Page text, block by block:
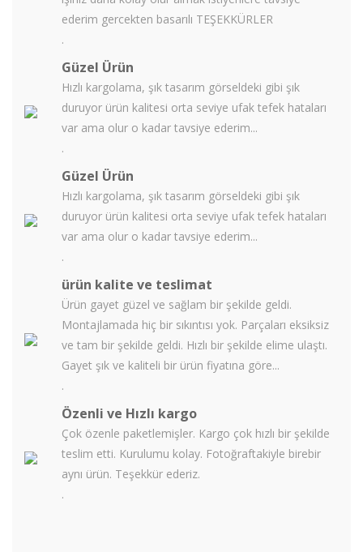
ederim gercekten basarılı TEŞEKKÜRLER
.
Güzel Ürün
Hızlı kargolama, şık tasarım görseldeki gibi şık
duruyor ürün kalitesi orta seviye ufak tefek hataları
var ama olur o kadar tavsiye ederim...
.
Güzel Ürün
Hızlı kargolama, şık tasarım görseldeki gibi şık
duruyor ürün kalitesi orta seviye ufak tefek hataları
var ama olur o kadar tavsiye ederim...
.
ürün kalite ve teslimat
Ürün gayet güzel ve sağlam bir şekilde geldi.
Montajlamada hiç bir sıkıntısı yok. Parçaları eksiksiz
ve tam bir şekilde geldi. Hızlı bir şekilde elime ulaştı.
Gayet şık ve kaliteli bir ürün fiyatına göre...
.
Özenli ve Hızlı kargo
Çok özenle paketlemişler. Kargo çok hızlı bir şekilde
teslim etti. Kurulumu kolay. Fotoğraftakiyle birebir
aynı ürün. Teşekkür ederiz.
.